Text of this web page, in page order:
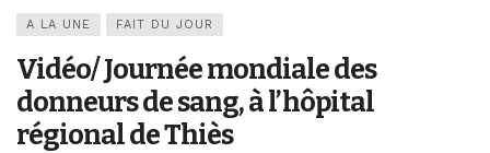
A LA UNE FAIT DU JOUR
Vidéo/ Journée mondiale des
donneurs de sang, à l’hôpital
régional de Thiès